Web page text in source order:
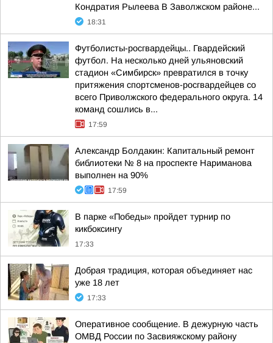
Кондратия Рылеева В Заволжском районе...
18:31
Футболисты-росгвардейцы.. Гвардейский
футбол. На несколько дней ульяновский
стадион «Симбирск» превратился в точку
притяжения спортсменов-росгвардейцев со
всего Приволжского федерального округа. 14
команд сошлись в...
17:59
Александр Болдакин: Капитальный ремонт
библиотеки № 8 на проспекте Нариманова
выполнен на 90%
17:59
В парке «Победы» пройдет турнир по
кикбоксингу
17:33
Добрая традиция, которая объединяет нас
уже 18 лет
17:33
Оперативное сообщение. В дежурную часть
ОМВД России по Засвияжскому району